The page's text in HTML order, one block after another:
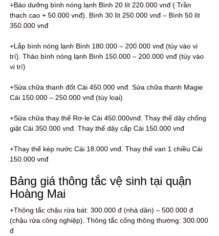
+Bảo dưỡng bình nóng lạnh Bình 20 lít 220.000 vnđ ( Trần
thạch cao + 50.000 vnđ). Bình 30 lít 250.000 vnđ – Bình 50 lít
350.000 vnđ
+Lắp bình nóng lạnh Bình 180.000 – 200.000 vnđ (tùy vào vị
trí). Tháo bình nóng lạnh Bình 150.000 – 200.000 vnđ (tùy vào
vị trí)
+Sửa chữa thanh đốt Cái 450.000 vnđ. Sửa chữa thanh Magie
Cái 150.000 – 250.000 vnđ (tùy loại)
+Sửa chữa thay thế Rơ-le Cái 450.000vnđ. Thay thế dây chống
giật Cái 350.000 vnđ. Thay thế dây cấp Cái 150.000 vnđ
+Thay thế kép nước Cái 18.000 vnđ. Thay thế van 1 chiều Cái
150.000 vnđ
Bảng giá thông tắc vệ sinh tại quận
Hoàng Mai
+Thông tắc chậu rửa bát: 300.000 đ (nhà dân) – 500.000 đ
(chậu rửa công nghiệp). Thông tắc cống thông thường: 300.000
đ